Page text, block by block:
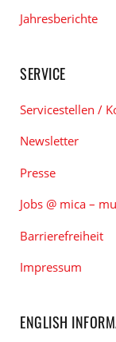
Jahresberichte
SERVICE
Servicestellen /
Newsletter
Presse
Jobs @ mica –
Barrierefreiheit
Impressum
ENGLISH